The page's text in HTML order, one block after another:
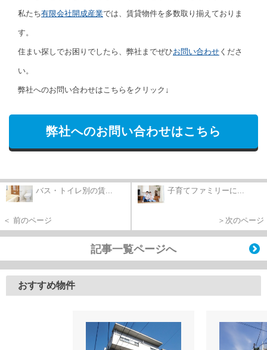
私たち有限会社開成産業では、賃貸物件を多数取り揃えておりま
す。
住まい探しでお困りでしたら、弊社までぜひお問い合わせ くださ
い。
弊社へのお問い合わせはこちらをクリック↓
弊社へのお問い合わせはこちら
バス・トイレ別の賃...
＜ 前のページ
子育てファミリーに...
＞次のページ
記事一覧ページへ
おすすめ物件